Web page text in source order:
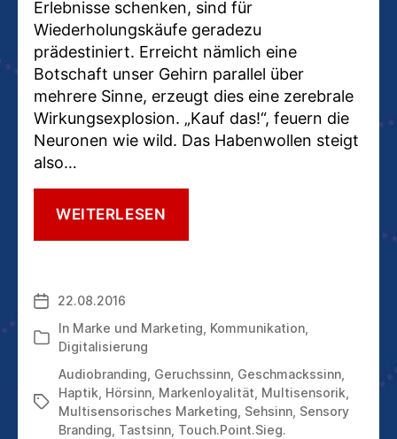
Erlebnisse schenken, sind für
Wiederholungskäufe geradezu
prädestiniert. Erreicht nämlich eine
Botschaft unser Gehirn parallel über
mehrere Sinne, erzeugt dies eine zerebrale
Wirkungsexplosion. „Kauf das!“, feuern die
Neuronen wie wild. Das Habenwollen steigt
also…
WEITERLESEN
MIT
SINNEN
Veröffentlichungsdatum
22.08.2016
Kategorien
In Marke und Marketing Kommunikation
Digitalisierung
Schlagwörter
Audiobranding Geruchssinn Geschmackssinn
Haptik Hörsinn Markenloyalität Multisensorik
Multisensorisches Marketing Sehsinn Sensory
Branding Tastsinn Touch.Point.Sieg.